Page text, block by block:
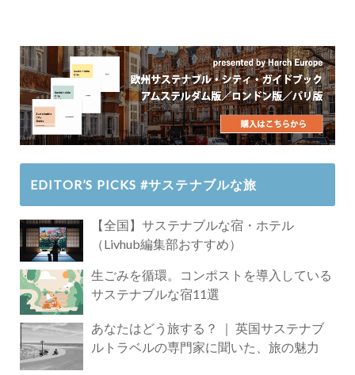
EDITOR’S PICKS #サステナブルな旅
【全国】サステナブルな宿・ホテル
（Livhub編集部おすすめ）
生ごみを循環。コンポストを導入している
サステナブルな宿11選
あなたはどう旅する？ ｜ 英国サステナブ
ルトラベルの専門家に聞いた、旅の魅力